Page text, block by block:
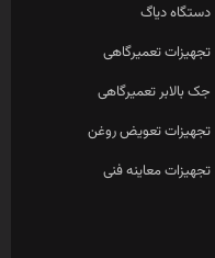
دستگاه دیاگ
تجهیزات تعمیرگاهی
جک بالابر تعمیرگاهی
تجهیزات تعویض روغن
تجهیزات معاینه فنی